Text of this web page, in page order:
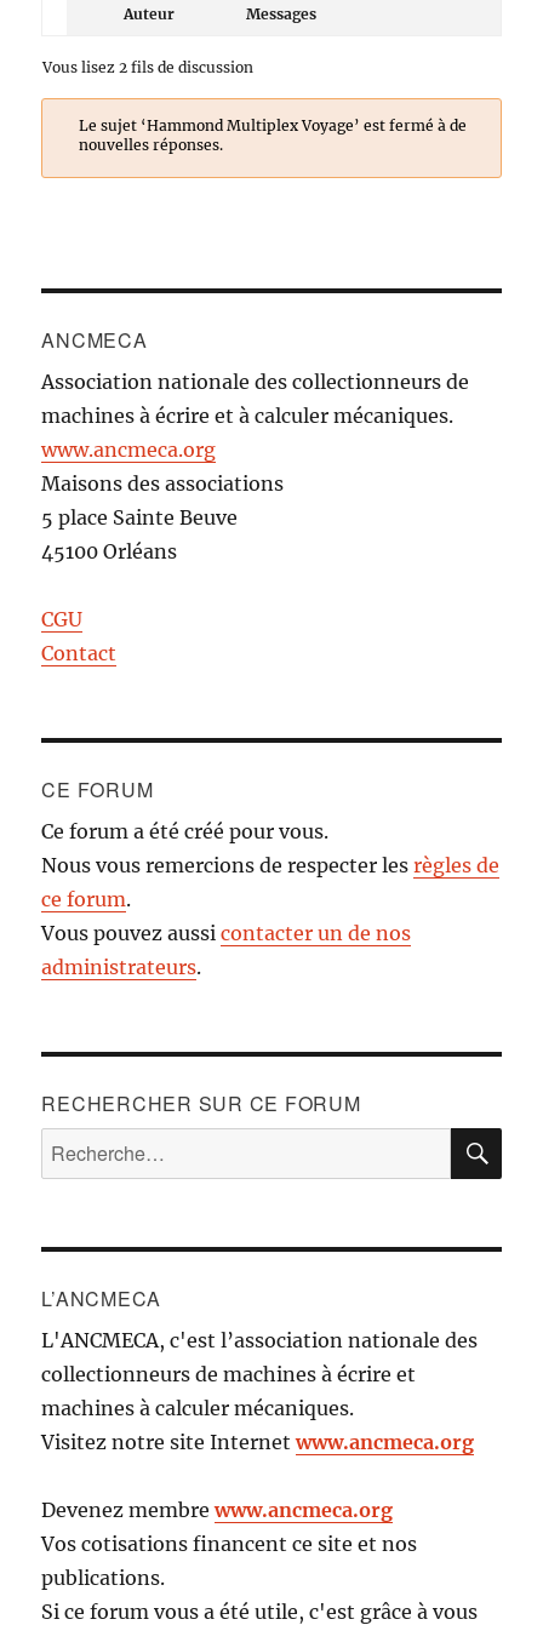
Auteur Messages
Vous lisez 2 fils de discussion
Le sujet ‘Hammond Multiplex Voyage’ est fermé à de
nouvelles réponses.
ANCMECA
Association nationale des collectionneurs de
machines à écrire et à calculer mécaniques.
www.ancmeca.org
Maisons des associations
5 place Sainte Beuve
45100 Orléans
CGU
Contact
CE FORUM
Ce forum a été créé pour vous.
Nous vous remercions de respecter lesrègles de
ce forum.
Vous pouvez aussicontacter un de nos
administrateurs.
RECHERCHER SUR CE FORUM
Recherche
pour :
L’ANCMECA
L'ANCMECA, c'est l’association nationale des
collectionneurs de machines à écrire et
machines à calculer mécaniques.
Visitez notre site Internetwww.ancmeca.org
Devenez membrewww.ancmeca.org
Vos cotisations financent ce site et nos
publications.
Si ce forum vous a été utile, c'est grâce à vous